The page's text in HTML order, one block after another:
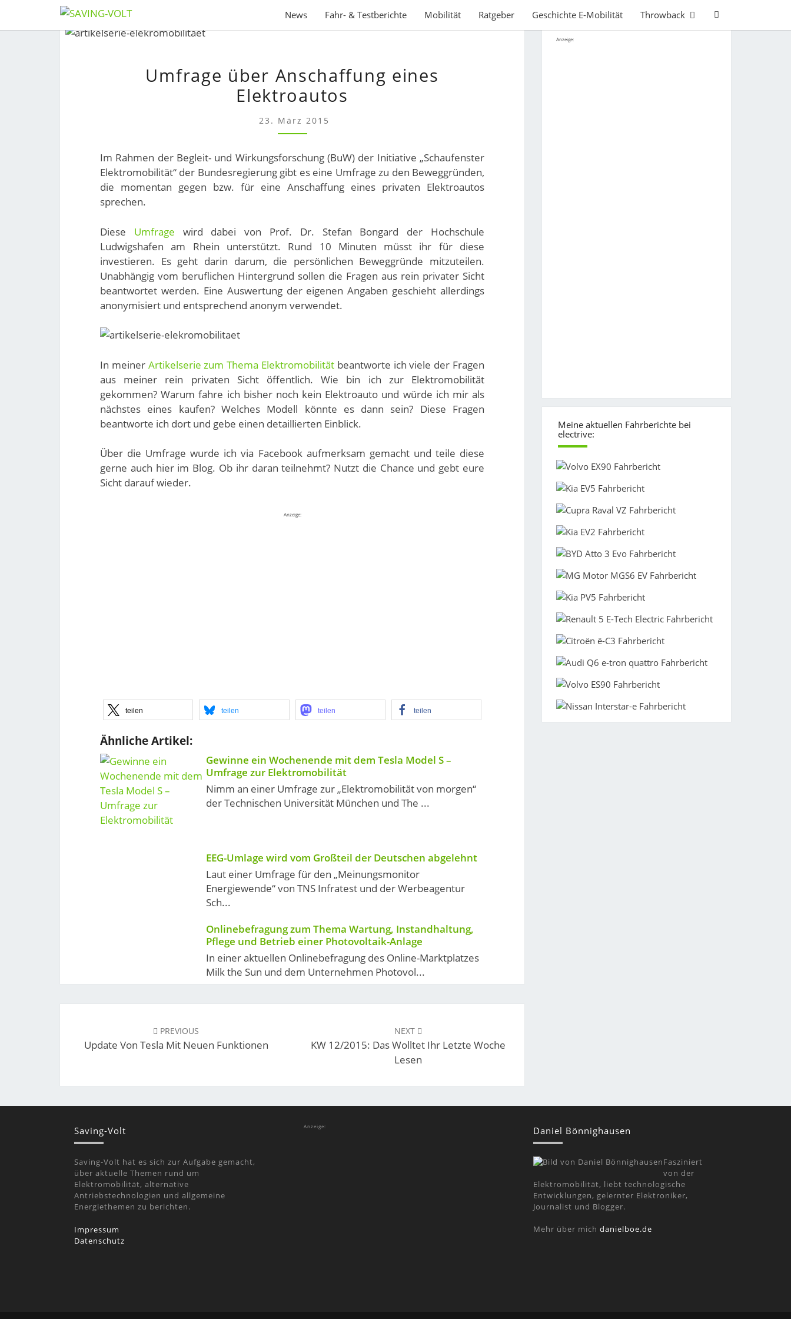
Skip
News Fahr- & Testberichte Mobilität Ratgeber Geschichte E-Mobilität Throwback
Search
ÜBER
ANSCHAFFUNG
EINES
ELEKTROAUTOS
Umfrage über Anschaffung eines
Elektroautos
23. März 2015
Im Rahmen der Begleit- und Wirkungsforschung (BuW) der Initiative „Schaufenster
Elektromobilität“ der Bundesregierung gibt es eine Umfrage zu den Beweggründen,
die momentan gegen bzw. für eine Anschaffung eines privaten Elektroautos
sprechen.
Diese Umfrage wird dabei von Prof. Dr. Stefan Bongard der Hochschule
Ludwigshafen am Rhein unterstützt. Rund 10 Minuten müsst ihr für diese
investieren. Es geht darin darum, die persönlichen Beweggründe mitzuteilen.
Unabhängig vom beruflichen Hintergrund sollen die Fragen aus rein privater Sicht
beantwortet werden. Eine Auswertung der eigenen Angaben geschieht allerdings
anonymisiert und entsprechend anonym verwendet.
In meiner Artikelserie zum Thema Elektromobilität beantworte ich viele der Fragen
aus meiner rein privaten Sicht öffentlich. Wie bin ich zur Elektromobilität
gekommen? Warum fahre ich bisher noch kein Elektroauto und würde ich mir als
nächstes eines kaufen? Welches Modell könnte es dann sein? Diese Fragen
beantworte ich dort und gebe einen detaillierten Einblick.
Über die Umfrage wurde ich via Facebook aufmerksam gemacht und teile diese
gerne auch hier im Blog. Ob ihr daran teilnehmt? Nutzt die Chance und gebt eure
Sicht darauf wieder.
Anzeige:
teilen teilen teilen teilen
Ähnliche Artikel:
Gewinne ein Wochenende mit dem Tesla Model S –
Umfrage zur Elektromobilität
Nimm an einer Umfrage zur „Elektromobilität von morgen“
der Technischen Universität München und The ...
EEG-Umlage wird vom Großteil der Deutschen abgelehnt
Laut einer Umfrage für den „Meinungsmonitor
Energiewende“ von TNS Infratest und der Werbeagentur
Sch...
Onlinebefragung zum Thema Wartung, Instandhaltung,
Pflege und Betrieb einer Photovoltaik-Anlage
In einer aktuellen Onlinebefragung des Online-Marktplatzes
Milk the Sun und dem Unternehmen Photovol...
Post
PREVIOUS
Update Von Tesla Mit Neuen Funktionen
NEXT
KW 12/2015: Das Wolltet Ihr Letzte Woche
Lesen
Anzeige:
Meine aktuellen Fahrberichte bei
electrive:
Saving-Volt
Saving-Volt hat es sich zur Aufgabe gemacht,
über aktuelle Themen rund um
Elektromobilität, alternative
Antriebstechnologien und allgemeine
Energiethemen zu berichten.
Impressum
Datenschutz
Anzeige: Daniel Bönnighausen
Fasziniert
von der
Elektromobilität, liebt technologische
Entwicklungen, gelernter Elektroniker,
Journalist und Blogger.
Mehr über mich danielboe.de